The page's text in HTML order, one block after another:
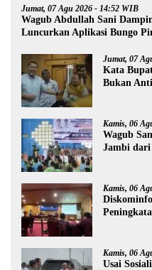
Jumat, 07 Agu 2026 - 14:52 WIB
Wagub Abdullah Sani
Luncurkan Aplikasi Bungo
Jumat, 07
Kata
Bukan
Kamis, 06
Wagub
Jambi dari
Kamis, 06
Kamis, 06
Usai